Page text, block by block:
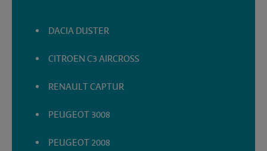
DACIA DUSTER
CITROEN C3 AIRCROSS
RENAULT CAPTUR
PEUGEOT 3008
PEUGEOT 2008